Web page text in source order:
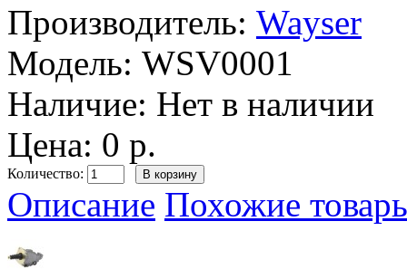
Производитель: Wayser
Модель: WSV0001
Наличие: Нет в наличии
Цена: 0 р.
Количество:
Описание Похожие